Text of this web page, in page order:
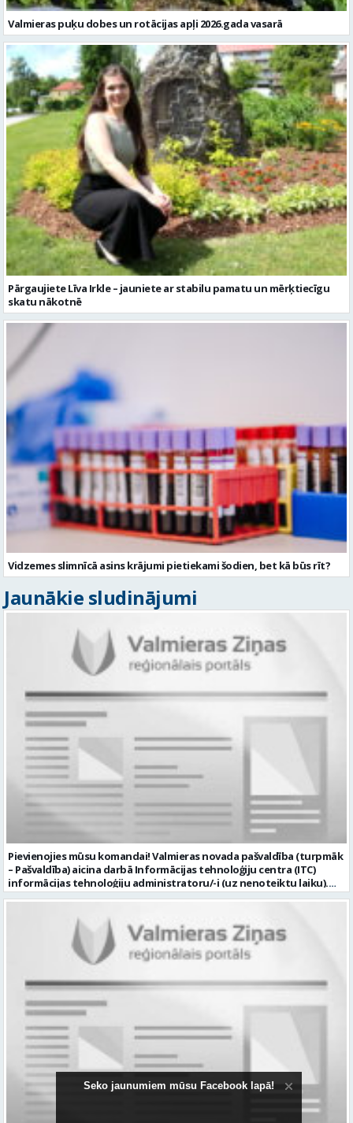
Valmieras puķu dobes un rotācijas apļi 2026.gada vasarā
Pārgaujiete Līva Irkle – jauniete ar stabilu pamatu un mērķtiecīgu
skatu nākotnē
Vidzemes slimnīcā asins krājumi pietiekami šodien, bet kā būs rīt?
Jaunākie sludinājumi
Pievienojies mūsu komandai! Valmieras novada pašvaldība (turpmāk
– Pašvaldība) aicina darbā Informācijas tehnoloģiju centra (ITC)
informācijas tehnoloģiju administratoru/-i (uz nenoteiktu laiku).
Darba vieta: Rūjienas un Naukšēnu apvienību teritorijās Ja Tev ir
(turpmāk – IKT) saistīto problēmu pieteikumu pārvaldību un
operatīvu risināšanu; nodrošināt datortehnikas lietotāju atbalstu
un ar to saistīto problēmsituāciju risināšanu; uzstādīt, konfigurēt,
diagnosticēt un modernizēt Pašvaldības iestāžu datortehniku,
datortīklus un programmatūru, novērst kļūmes to darbībā;
kontrolēt ārējo pakalpojumu sniedzēju darbu izpildi Pašvaldības
iestādēs infrastruktūras uzturēšanā; sagatavot priekšlikumus par
IKT nomaiņu un efektīvāku izmantošanu; un ja Tev ir: vismaz vidējā
profesionālā izglītība informācijas tehnoloģiju jomā; darba
pieredze (ar informācijas tehnoloģijām saistītā jomā); izpratne par
datortehnikas un biroja tehnikas uzbūvi un problēmu risināšanas
secību; izpratne par datortīkla uzbūvi, tīkla iekārtu darbības
principiem; valsts valodas prasmes atbilstoši Valsts valodas likuma
prasībām; kompetences: ļoti labas organizatoriskās un saskarsmes
Seko jaunumiem mūsu Facebook lapā!